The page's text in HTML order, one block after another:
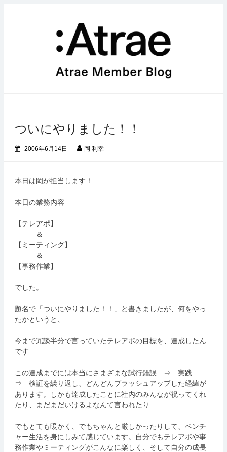
ついにやりました！！
2006年6月14日 岡 利幸
本日は岡が担当します！
本日の業務内容
【テレアポ】
＆
【ミーティング】
＆
【事務作業】
でした。
題名で「ついにやりました！！」と書きましたが、何をやっ
たかというと、
今まで冗談半分で言っていたテレアポの目標を、達成したん
です
この達成までには本当にさまざまな試行錯誤 ⇒ 実践
⇒ 検証を繰り返し、どんどんブラッシュアップした経緯が
あります。しかも達成したことに社内のみんなが祝ってくれ
たり
、まだまだいけるよなんて言われたり
でもとても暖かく、でもちゃんと厳しかったりして、ベンチ
ャー生活を身にしみて感じています。自分でもテレアポや事
務作業やミーティングがこんなに楽しく、そして自分の成長